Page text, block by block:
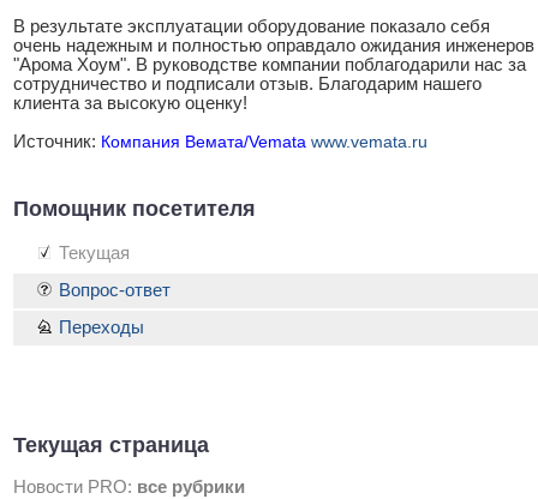
В результате эксплуатации оборудование показало себя
очень надежным и полностью оправдало ожидания инженеров
"Арома Хоум". В руководстве компании поблагодарили нас за
сотрудничество и подписали отзыв. Благодарим нашего
клиента за высокую оценку!
Источник: Компания Вемата/Vemata www.vemata.ru
Помощник посетителя
Текущая
Текущая страница
Новости PRO: все рубрики
Вопрос-ответ
Переходы